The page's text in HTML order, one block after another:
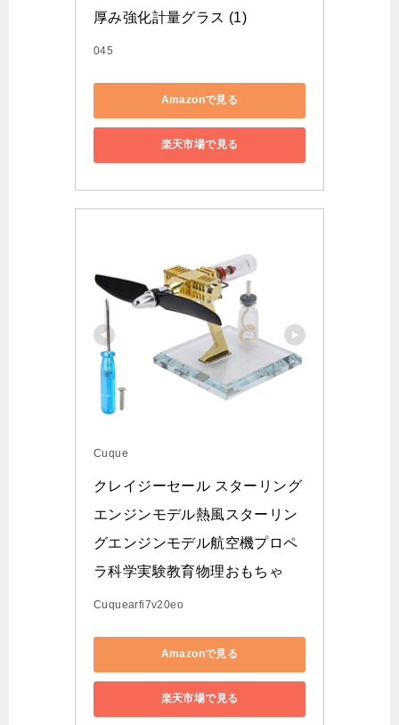
厚み強化計量グラス (1)
045
Amazonで見る
楽天市場で見る
Cuque
クレイジーセール スターリング
エンジンモデル熱風スターリン
グエンジンモデル航空機プロペ
ラ科学実験教育物理おもちゃ
Cuquearfi7v20eo
Amazonで見る
楽天市場で見る